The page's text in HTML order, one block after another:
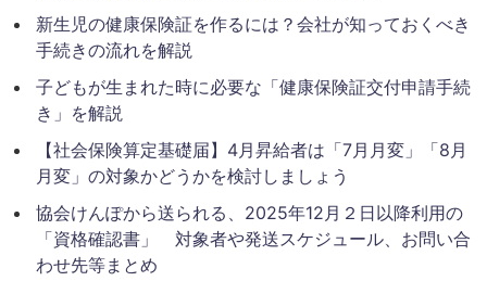
新生児の健康保険証を作るには？会社が知っておくべき
手続きの流れを解説
子どもが生まれた時に必要な「健康保険証交付申請手続
き」を解説
【社会保険算定基礎届】4月昇給者は「7月月変」「8月
月変」の対象かどうかを検討しましょう
協会けんぽから送られる、2025年12月２日以降利用の
「資格確認書」 対象者や発送スケジュール、お問い合
わせ先等まとめ